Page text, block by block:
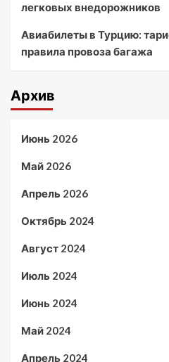
легковых внедорожников
Авиабилеты в Турцию:
правила провоза багажа
Архив
Июнь 2026
Май 2026
Апрель 2026
Октябрь 2024
Август 2024
Июль 2024
Июнь 2024
Май 2024
Апрель 2024